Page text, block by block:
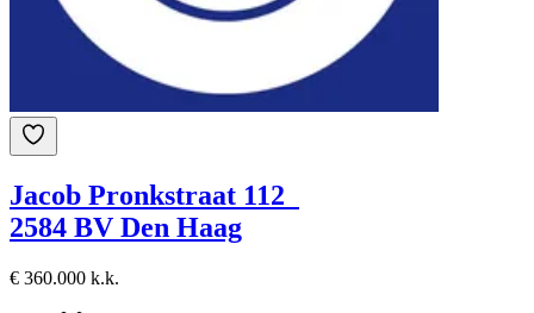
Jacob Pronkstraat 112
2584 BV Den Haag
€ 360.000 k.k.